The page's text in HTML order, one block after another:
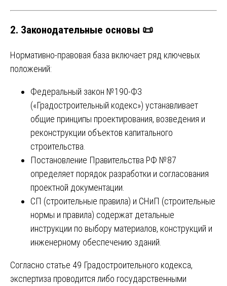
2. Законодательные основы 📜
Нормативно-правовая база включает ряд ключевых
положений:
Федеральный закон №190-ФЗ
(«Градостроительный кодекс») устанавливает
общие принципы проектирования, возведения и
реконструкции объектов капитального
строительства.
Постановление Правительства РФ №87
определяет порядок разработки и согласования
проектной документации.
СП (строительные правила) и СНиП (строительные
нормы и правила) содержат детальные
инструкции по выбору материалов, конструкций и
инженерному обеспечению зданий.
Согласно статье 49 Градостроительного кодекса,
экспертиза проводится либо государственными